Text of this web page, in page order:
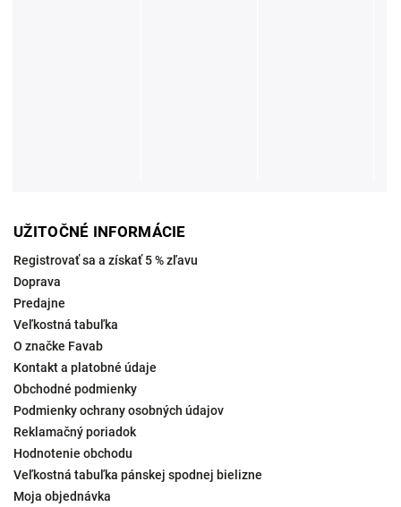
UŽITOČNÉ INFORMÁCIE
Registrovať sa a získať 5 % zľavu
Doprava
Predajne
Veľkostná tabuľka
O značke Favab
Kontakt a platobné údaje
Obchodné podmienky
Podmienky ochrany osobných údajov
Reklamačný poriadok
Hodnotenie obchodu
Veľkostná tabuľka pánskej spodnej bielizne
Moja objednávka